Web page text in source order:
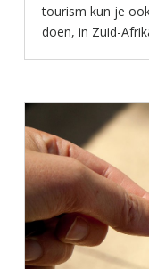
tourism kun je
doen, in Zuid-